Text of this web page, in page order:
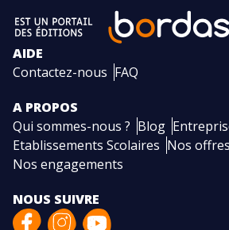
AIDE
Contactez-nous FAQ
A PROPOS
Qui sommes-nous ? Blog
Etablissements Scolaires Nos offres
Nos engagements
NOUS SUIVRE